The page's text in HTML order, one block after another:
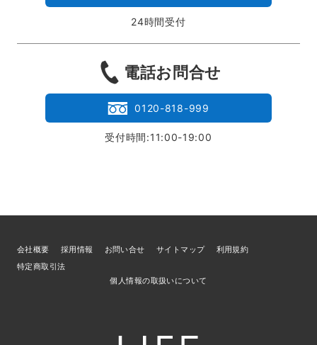
24時間受付
電話お問合せ
0120-818-999
受付時間:11:00-19:00
会社概要 採用情報 お問い合せ サイトマップ
利用規約
特定商取引法
個人情報の取扱いについて